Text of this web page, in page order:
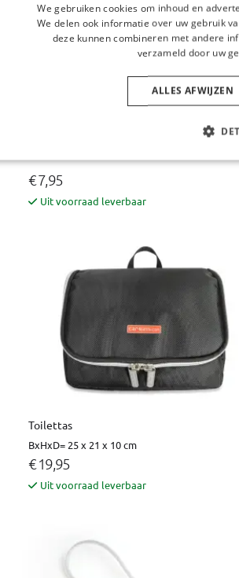
€ 7,95
Uit voorraad leverbaar
Toilettas
BxHxD= 25 x 21 x 10 cm
€ 19,95
Uit voorraad leverbaar
We gebruiken cookies om inhoud en
We delen ook informatie over uw gebruik
deze kunnen combineren met andere
verzameld door uw
ALLES AFWIJZEN